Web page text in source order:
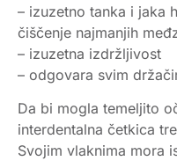
– izuzetno tanka i jaka
čiščenje najmanjih
– izuzetna izdržljivost
– odgovara svim
Da bi mogla temeljito
interdentalna četkica
Svojim vlaknima mora